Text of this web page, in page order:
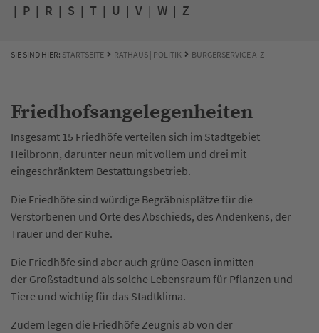
| P | R | S | T | U | V | W | Z
SIE SIND HIER: STARTSEITE RATHAUS | POLITIK BÜRGERSERVICE A-Z
Friedhofsangelegenheiten
Insgesamt 15 Friedhöfe verteilen sich im Stadtgebiet
Heilbronn, darunter neun mit vollem und drei mit
eingeschränktem Bestattungsbetrieb.
Die Friedhöfe sind würdige Begräbnisplätze für die
Verstorbenen und Orte des Abschieds, des Andenkens, der
Trauer und der Ruhe.
Die Friedhöfe sind aber auch grüne Oasen inmitten
der Großstadt und als solche Lebensraum für Pflanzen und
Tiere und wichtig für das Stadtklima.
Zudem legen die Friedhöfe Zeugnis ab von der